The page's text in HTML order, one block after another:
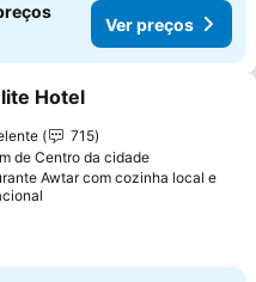
Ver preços
aos favoritos
Hotel
715
de Centro da cidade
Awtar com cozinha local e